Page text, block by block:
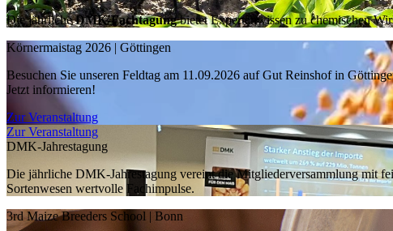
Die jährlicheDMK-Fachtagungbietet Expertenwissen zu chemischen
Körnermaistag 2026 | Göttingen
Besuchen Sie unseren Feldtag am 11.09.2026 auf Gut Reinshof in
Jetzt informieren!
Zur Veranstaltung
Zur Veranstaltung
DMK-Jahrestagung
Die jährliche DMK-Jahrestagung vereint die Mitgliederversammlung mit
Sortenwesen wertvolle Fachimpulse.
3rd Maize Breeders School | Bonn